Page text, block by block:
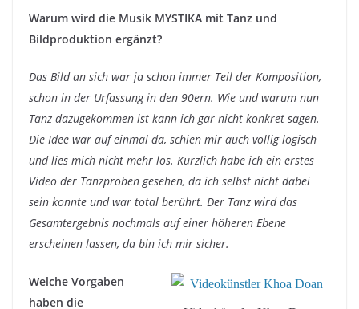
Warum wird die Musik MYSTIKA mit Tanz und
Bildproduktion ergänzt?
Das Bild an sich war ja schon immer Teil der Komposition,
schon in der Urfassung in den 90ern. Wie und warum nun
Tanz dazugekommen ist kann ich gar nicht konkret sagen.
Die Idee war auf einmal da, schien mir auch völlig logisch
und lies mich nicht mehr los. Kürzlich habe ich ein erstes
Video der Tanzproben gesehen, da ich selbst nicht dabei
sein konnte und war total berührt. Der Tanz wird das
Gesamtergebnis nochmals auf einer höheren Ebene
erscheinen lassen, da bin ich mir sicher.
Welche Vorgaben
haben die